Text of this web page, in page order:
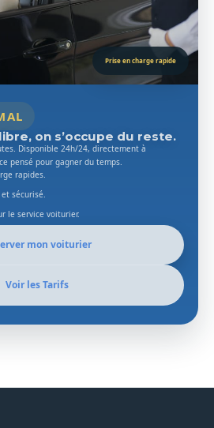
on s’occupe du reste.
Disponible 24h/24, directement à
pensé pour gagner du temps.
rapides.
sécurisé.
le service voiturier.
mon voiturier
Voir les Tarifs
Prise en charge rapide